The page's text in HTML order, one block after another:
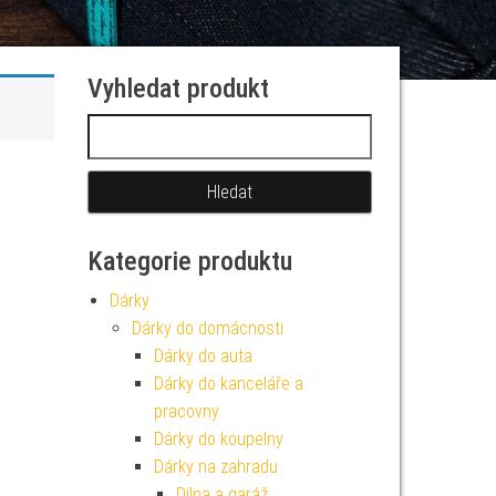
Vyhledat produkt
Kategorie produktu
Dárky
Dárky do domácnosti
Dárky do auta
Dárky do kanceláře a
pracovny
Dárky do koupelny
Dárky na zahradu